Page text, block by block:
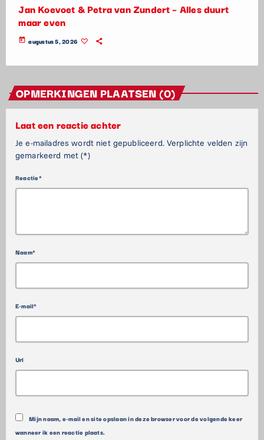
Jan Koevoet & Petra van Zundert – Alles duurt
maar even
today augustus 5, 2026
OPMERKINGEN PLAATSEN (0)
Laat een reactie achter
Je e-mailadres wordt niet gepubliceerd. Verplichte velden zijn
gemarkeerd met (*)
Reactie*
Naam*
E-mail*
Url
Mijn naam, e-mail en site opslaan in deze browser voor de volgende keer
wanneer ik een reactie plaats.